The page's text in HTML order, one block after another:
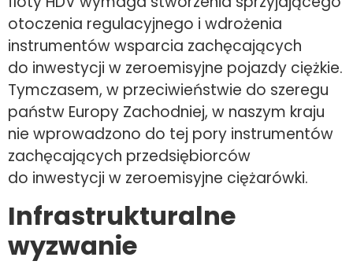
otoczenia regulacyjnego i wdrożenia
instrumentów wsparcia zachęcających
do inwestycji w zeroemisyjne pojazdy ciężkie.
Tymczasem, w przeciwieństwie do szeregu
państw Europy Zachodniej, w naszym kraju
nie wprowadzono do tej pory instrumentów
zachęcających przedsiębiorców
do inwestycji w zeroemisyjne ciężarówki.
Infrastrukturalne
wyzwanie